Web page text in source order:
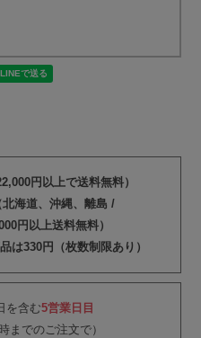
円以上で送料無料）
北海道、沖縄、離島 /
円以上送料無料）
は330円（枚数制限あり）
を含む5営業日目
までのご注文で）